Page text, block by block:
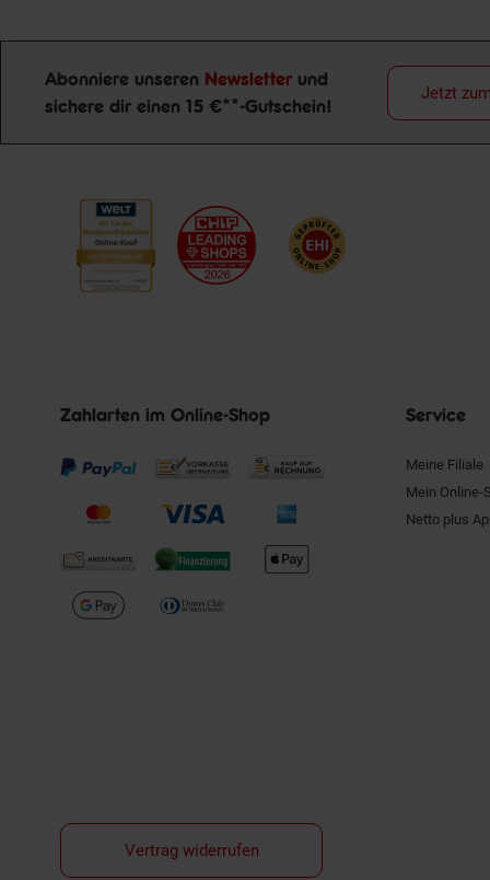
Newsletter Anmeldung
Abonniere unseren Newsletter und
sichere dir einen 15 €**-Gutschein!
Jetzt
Zahlarten im Online-Shop Service
Meine Filiale
Mein Online-
Netto plus
Vertrag widerrufen